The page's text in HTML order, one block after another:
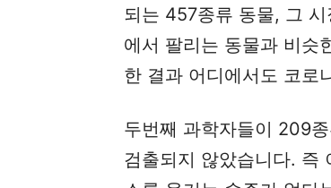
되는 457종류 동물, 그
에서 팔리는 동물과 비슷
한 결과 어디에서도 코로
두번째 과학자들이 209
검출되지 않았습니다. 즉